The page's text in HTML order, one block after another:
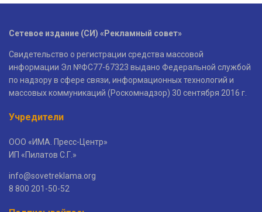
Сетевое издание (СИ) «Рекламный совет»
Свидетельство о регистрации средства массовой
информации Эл №ФС77-67323 выдано Федеральной службой
по надзору в сфере связи, информационных технологий и
массовых коммуникаций (Роскомнадзор) 30 сентября 2016 г.
Учредители
ООО «ИМА. Пресс-Центр»
ИП «Пилатов С.Г.»
info@sovetreklama.org
8 800 201-50-52